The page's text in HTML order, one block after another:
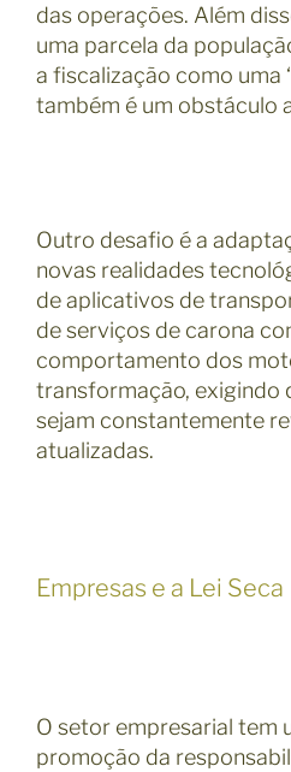
das operações. Além
uma parcela da
a fiscalização como uma
também é um obstáculo
Outro desafio é a
novas realidades
de aplicativos de
de serviços de carona
comportamento dos
transformação, exigindo
sejam constantemente
atualizadas.
Empresas e a Lei Seca
O setor empresarial tem
promoção da